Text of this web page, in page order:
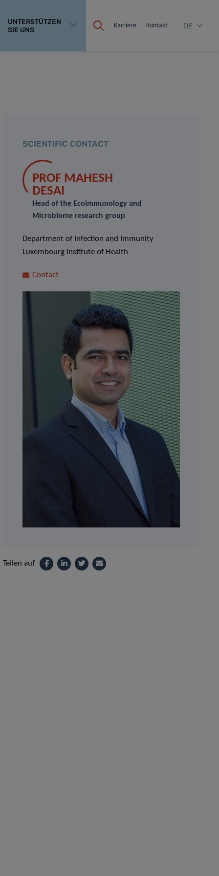
UNTERSTÜTZEN
SIE UNS
Karriere Kontakt DE
SCIENTIFIC CONTACT
PROF MAHESH
DESAI
Head of the Ecoimmunology and
Microbiome research group
Department of Infection and Immunity
Luxembourg Institute of Health
Contact
Teilen auf